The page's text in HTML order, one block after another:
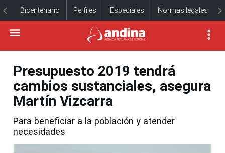
Bicentenario Perfiles Especiales Normas legales
Presupuesto 2019 tendrá
cambios sustanciales, asegura
Martín Vizcarra
Para beneficiar a la población y atender
necesidades